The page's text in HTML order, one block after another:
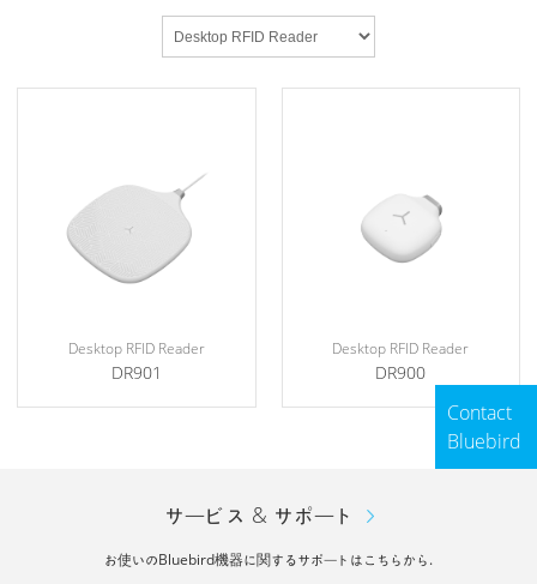
Desktop RFID Reader
DR901
Desktop RFID Reader
DR900
Contact
Bluebird
サービス & サポート
お使いのBluebird機器に関するサポートはこちらから.